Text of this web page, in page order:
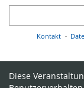
Kontakt
Diese